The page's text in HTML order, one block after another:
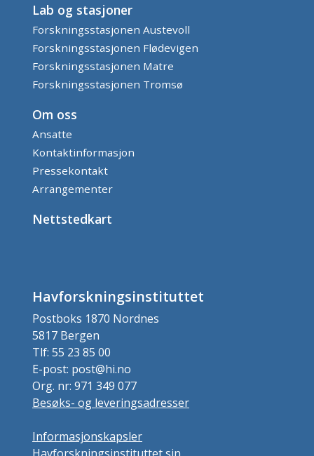
Lab og stasjoner
Forskningsstasjonen Austevoll
Forskningsstasjonen Flødevigen
Forskningsstasjonen Matre
Forskningsstasjonen Tromsø
Om oss
Ansatte
Kontaktinformasjon
Pressekontakt
Arrangementer
Nettstedkart
Havforskningsinstituttet
Postboks 1870 Nordnes
5817 Bergen
Tlf: 55 23 85 00
E-post: post@hi.no
Org. nr: 971 349 077
Besøks- og leveringsadresser
Informasjonskapsler